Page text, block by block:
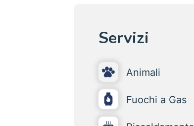
Servizi
Animali
Fuochi a Gas